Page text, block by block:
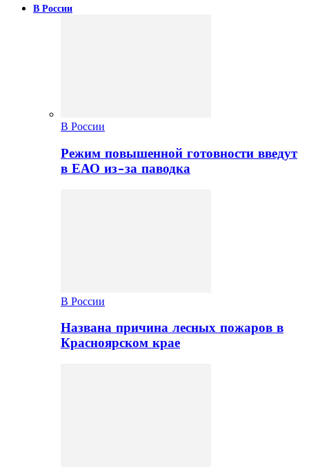
В России
В России
Режим повышенной готовности введут
в ЕАО из-за паводка
В России
Названа причина лесных пожаров в
Красноярском крае